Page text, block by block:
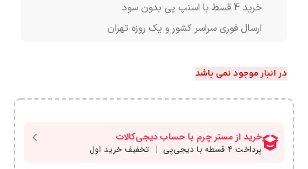
خرید 4 قسط با اسنپ پی بدون سود
ارسال فوری سراسر کشور و یک روزه تهران
در انبار موجود نمی باشد